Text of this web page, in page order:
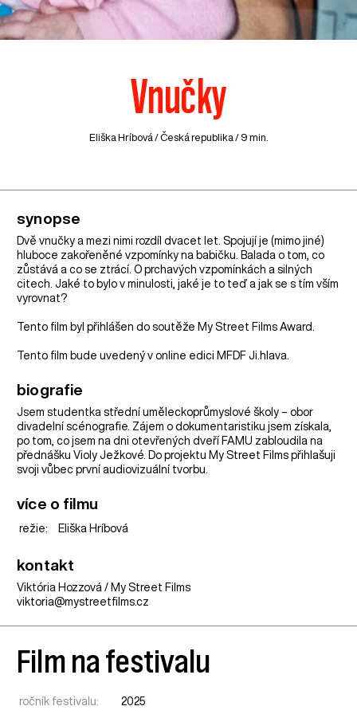
Vnučky
Eliška Hríbová /Česká republika / 9 min.
synopse
Dvě vnučky a mezi nimi rozdíl dvacet let. Spojují je (mimo jiné)
hluboce zakořeněné vzpomínky na babičku. Balada o tom, co
zůstává a co se ztrácí. O prchavých vzpomínkách a silných
citech. Jaké to bylo v minulosti, jaké je to teď a jak se s tím vším
vyrovnat?
Tento film byl přihlášen do soutěže My Street Films Award.
Tento film bude uvedený v online edici MFDF Ji.hlava.
biografie
Jsem studentka střední uměleckoprůmyslové školy – obor
divadelní scénografie. Zájem o dokumentaristiku jsem získala,
po tom, co jsem na dni otevřených dveří FAMU zabloudila na
přednášku Violy Ježkové. Do projektu My Street Films přihlašuji
svoji vůbec první audiovizuální tvorbu.
více o filmu
režie: Eliška Hríbová
kontakt
Viktória Hozzová / My Street Films
viktoria@mystreetfilms.cz
Film na festivalu
ročník festivalu: 2025